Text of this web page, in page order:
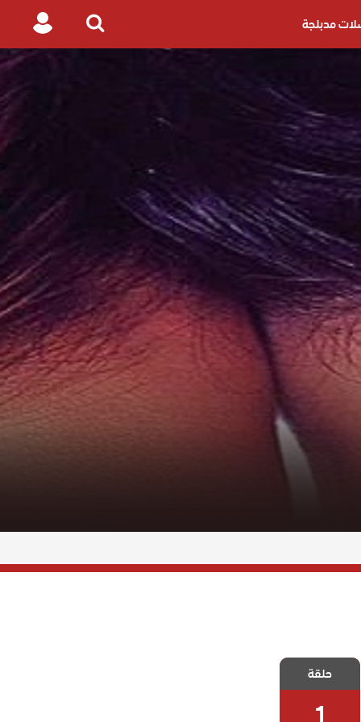
مدبلجة
Search
Login
مسلسل حياتي
انا الحلقة 1
حلقة
1